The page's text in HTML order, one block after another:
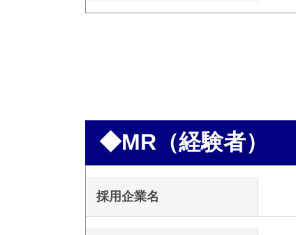
◆MR（経験者）
採用企業名